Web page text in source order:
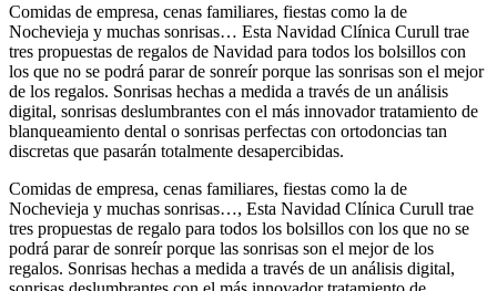
Comidas de empresa, cenas familiares, fiestas como la de
Nochevieja y muchas sonrisas… Esta Navidad Clínica Curull trae
tres propuestas de regalos de Navidad para todos los bolsillos con
los que no se podrá parar de sonreír porque las sonrisas son el mejor
de los regalos. Sonrisas hechas a medida a través de un análisis
digital, sonrisas deslumbrantes con el más innovador tratamiento de
blanqueamiento dental o sonrisas perfectas con ortodoncias tan
discretas que pasarán totalmente desapercibidas.
Comidas de empresa, cenas familiares, fiestas como la de
Nochevieja y muchas sonrisas…, Esta Navidad Clínica Curull trae
tres propuestas de regalo para todos los bolsillos con los que no se
podrá parar de sonreír porque las sonrisas son el mejor de los
regalos. Sonrisas hechas a medida a través de un análisis digital,